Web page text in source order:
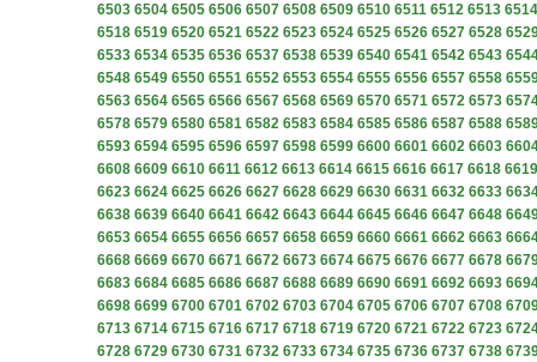
6503 6504 6505 6506 6507 6508 6509 6510 6511 6512 6513 6514
6518 6519 6520 6521 6522 6523 6524 6525 6526 6527 6528
6533 6534 6535 6536 6537 6538 6539 6540 6541 6542 6543
6548 6549 6550 6551 6552 6553 6554 6555 6556 6557 6558
6563 6564 6565 6566 6567 6568 6569 6570 6571 6572 6573
6578 6579 6580 6581 6582 6583 6584 6585 6586 6587 6588
6593 6594 6595 6596 6597 6598 6599 6600 6601 6602 6603
6608 6609 6610 6611 6612 6613 6614 6615 6616 6617 6618 6619
6623 6624 6625 6626 6627 6628 6629 6630 6631 6632 6633
6638 6639 6640 6641 6642 6643 6644 6645 6646 6647 6648
6653 6654 6655 6656 6657 6658 6659 6660 6661 6662 6663
6668 6669 6670 6671 6672 6673 6674 6675 6676 6677 6678
6683 6684 6685 6686 6687 6688 6689 6690 6691 6692 6693
6698 6699 6700 6701 6702 6703 6704 6705 6706 6707 6708
6713 6714 6715 6716 6717 6718 6719 6720 6721 6722 6723
6728 6729 6730 6731 6732 6733 6734 6735 6736 6737 6738